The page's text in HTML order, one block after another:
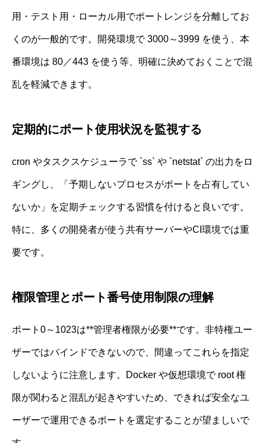
用・テスト用・ローカル用でポートレンジを分離してお
くのが一般的です。開発環境で 3000～3999 を使う、本
番環境は 80／443 を使う等、明確に決めておくことで混
乱を軽減できます。
定期的にポート使用状況を監視する
cron やタスクスケジューラで `ss` や `netstat` の出力をロ
ギングし、「予期しないプロセスがポートを占有してい
ないか」を定期チェックする習慣を付けると良いです。
特に、多くの開発者が使う共有サーバーやCI環境では重
要です。
権限管理とポート番号使用制限の理解
ポート0～1023は**管理者権限が必要**です。非特権ユー
ザーではバインドできないので、間違ってこれらを指定
しないように注意します。Docker や仮想環境で root 権
限が関わると混乱が起きやすいため、できれば安全なユ
ーザーで運用できるポートを選定することが望ましいで